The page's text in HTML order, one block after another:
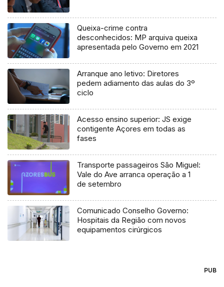
Queixa-crime contra
desconhecidos: MP arquiva queixa
apresentada pelo Governo em 2021
Arranque ano letivo: Diretores
pedem adiamento das aulas do 3º
ciclo
Acesso ensino superior: JS exige
contigente Açores em todas as
fases
Transporte passageiros São Miguel:
Vale do Ave arranca operação a 1
de setembro
Comunicado Conselho Governo:
Hospitais da Região com novos
equipamentos cirúrgicos
PUB